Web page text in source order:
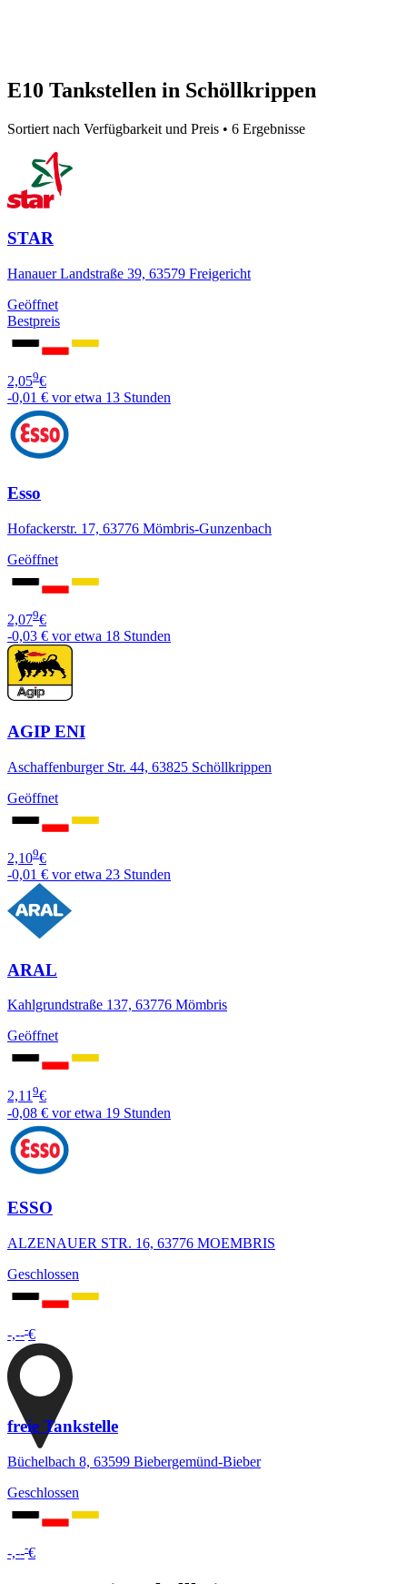
E10 Tankstellen in Schöllkrippen
Sortiert nach Verfügbarkeit und Preis • 6 Ergebnisse
STAR
Hanauer Landstraße 39, 63579 Freigericht
Geöffnet
Bestpreis
2,059€
-0,01 € vor etwa 13 Stunden
Esso
Hofackerstr. 17, 63776 Mömbris-Gunzenbach
Geöffnet
2,079€
-0,03 € vor etwa 18 Stunden
AGIP ENI
Aschaffenburger Str. 44, 63825 Schöllkrippen
Geöffnet
2,109€
-0,01 € vor etwa 23 Stunden
ARAL
Kahlgrundstraße 137, 63776 Mömbris
Geöffnet
2,119€
-0,08 € vor etwa 19 Stunden
ESSO
ALZENAUER STR. 16, 63776 MOEMBRIS
Geschlossen
-,---€
freie Tankstelle
Büchelbach 8, 63599 Biebergemünd-Bieber
Geschlossen
-,---€